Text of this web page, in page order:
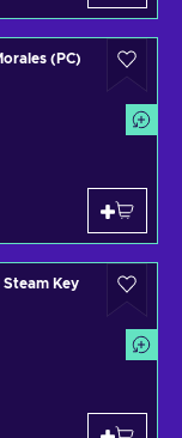
(PC)
Steam Key